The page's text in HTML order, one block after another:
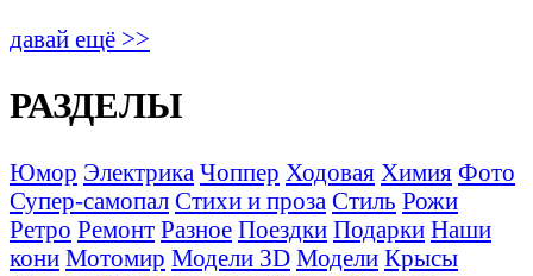
давай ещё >>
РАЗДЕЛЫ
Юмор Электрика Чоппер Ходовая Химия Фото
Супер-самопал Стихи и проза Стиль Рожи
Ретро Ремонт Разное Поездки Подарки Наши
кони Мотомир Модели 3D Модели Крысы